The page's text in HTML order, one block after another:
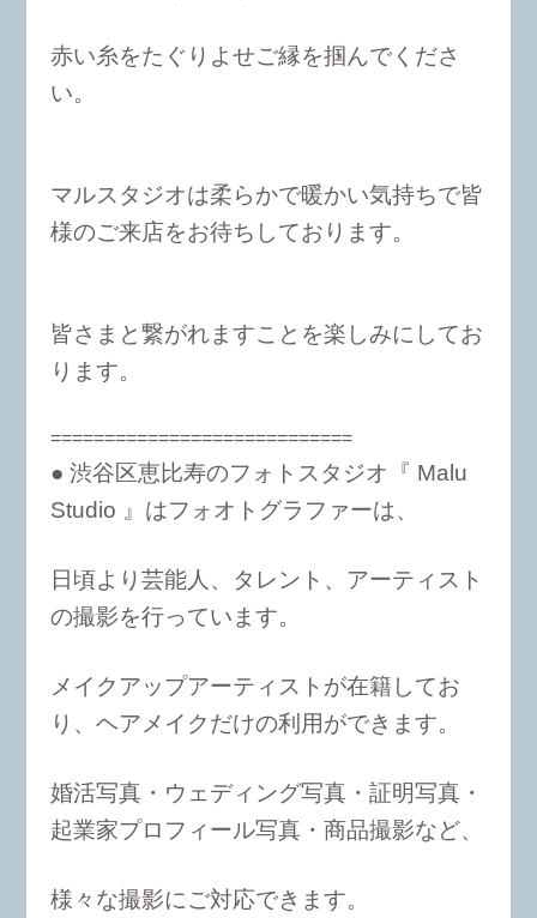
赤い糸をたぐりよせご縁を掴んでくださ
い。
マルスタジオは柔らかで暖かい気持ちで皆
様のご来店をお待ちしております。
皆さまと繋がれますことを楽しみにしてお
ります。
============================
● 渋谷区恵比寿のフォトスタジオ『 Malu
Studio 』はフォオトグラファーは、
日頃より芸能人、タレント、アーティスト
の撮影を行っています。
メイクアップアーティストが在籍してお
り、ヘアメイクだけの利用ができます。
婚活写真・ウェディング写真・証明写真・
起業家プロフィール写真・商品撮影など、
様々な撮影にご対応できます。